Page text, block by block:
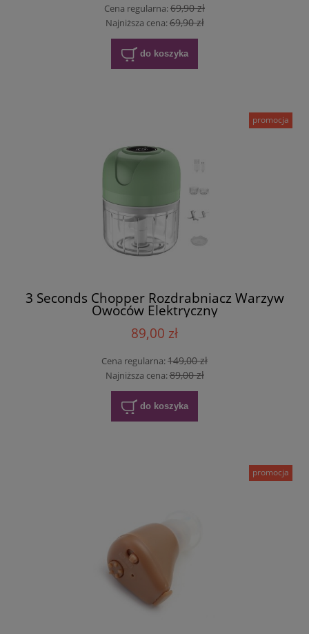
Cena regularna:69,90 zł
Najniższa cena:69,90 zł
do koszyka
3 Seconds Chopper Rozdrabniacz Warzyw
Owoców Elektryczny
89,00 zł
Cena regularna:149,00 zł
Najniższa cena:89,00 zł
do koszyka
promocja
promocja